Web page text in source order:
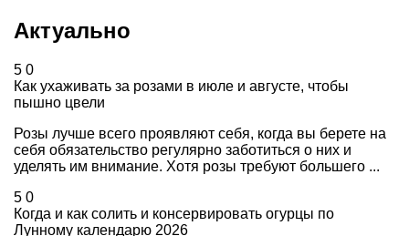
Актуально
5 0
Как ухаживать за розами в июле и августе, чтобы
пышно цвели
Розы лучше всего проявляют себя, когда вы берете на
себя обязательство регулярно заботиться о них и
уделять им внимание. Хотя розы требуют большего ...
5 0
Когда и как солить и консервировать огурцы по
Лунному календарю 2026